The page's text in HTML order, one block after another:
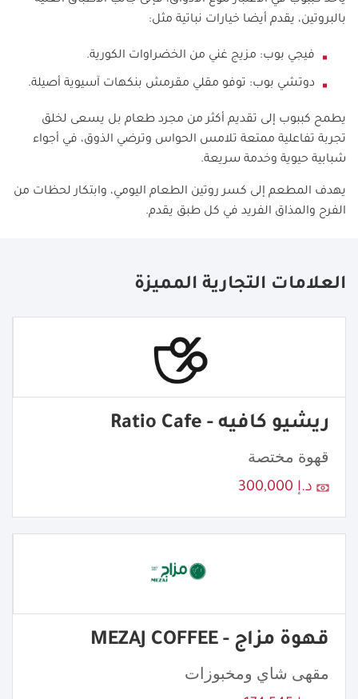
بالبروتين، يقدم أيضا خيارات نباتية مثل:
فيجي بوب: مزيج غني من الخضراوات الكورية.
دوتشي بوب: توفو مقلي مقرمش بنكهات آسيوية أصيلة.
يطمح كببوب إلى تقديم أكثر من مجرد طعام بل يسعى لخلق
تجربة تفاعلية ممتعة تلامس الحواس وترضي الذوق، في أجواء
شبابية حيوية وخدمة سريعة.
يهدف المطعم إلى كسر روتين الطعام اليومي، وابتكار لحظات من
الفرح والمذاق الفريد في كل طبق يقدم.
العلامات التجارية المميزة
ريشيو كافيه - Ratio Cafe
قهوة مختصة
د.إ 300,000
قهوة مزاج - MEZAJ COFFEE
مقهى شاي ومخبوزات